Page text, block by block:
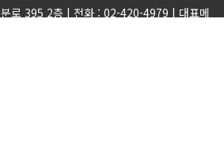
분로 395 2층 | 전화 : 02-420-4979 | 대표메